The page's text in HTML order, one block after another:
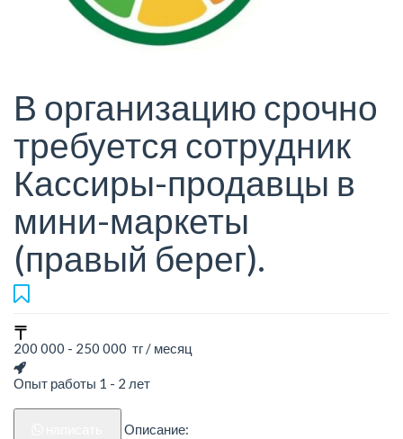
В организацию срочно
требуется сотрудник
Кассиры-продавцы в
мини-маркеты
(правый берег).
200 000 - 250 000 тг / месяц
Опыт работы 1 - 2 лет
Описание: